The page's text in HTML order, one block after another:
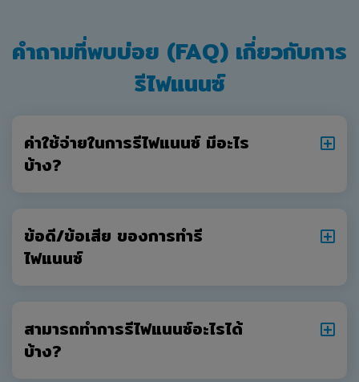
คำถามที่พบบ่อย (FAQ) เกี่ยวกับการ
รีไฟแนนซ์
ค่าใช้จ่ายในการรีไฟแนนซ์ มีอะไร
บ้าง?
ข้อดี/ข้อเสีย ของการทำรี
ไฟแนนซ์
สามารถทำการรีไฟแนนซ์อะไรได้
บ้าง?